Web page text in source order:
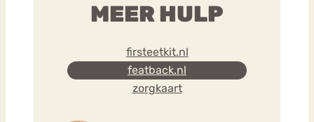
MEER HULP
firsteetkit.nl
featback.nl
zorgkaart